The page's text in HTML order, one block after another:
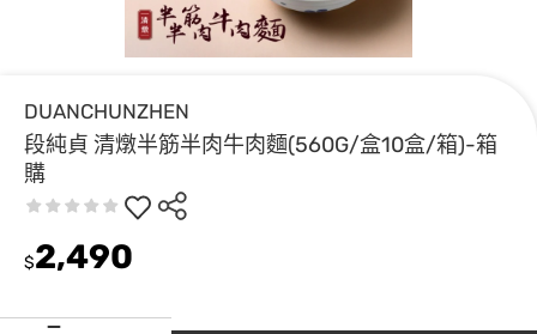
DUANCHUNZHEN
段純貞 清燉半筋半肉牛肉麵(560G/盒10盒/箱)-箱
購
$2,490